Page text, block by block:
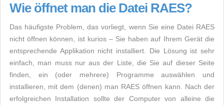
Wie öffnet man die Datei RAES?
Das häufigste Problem, das vorliegt, wenn Sie eine Datei RAES
nicht öffnen können, ist kurios – Sie haben auf Ihrem Gerät die
entsprechende Applikation nicht installiert. Die Lösung ist sehr
einfach, man muss nur aus der Liste, die Sie auf dieser Seite
finden, ein (oder mehrere) Programme auswählen und
installieren, mit dem (denen) man RAES öffnen kann. Nach der
erfolgreichen Installation sollte der Computer von alleine die